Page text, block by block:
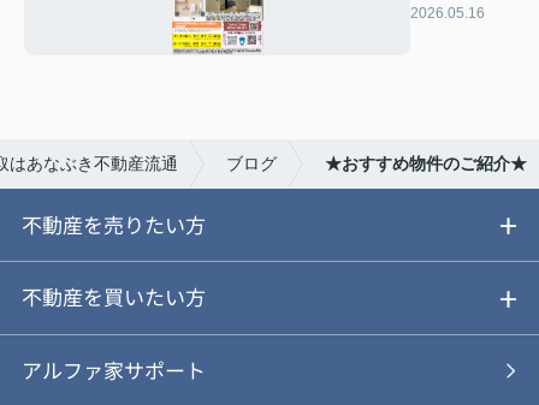
2026.05.16
はあなぶき不動産流通 ブログ ★おすすめ物件のご紹介★
不動産を売りたい方
ご売却ガイド
ご売却の流れ
不動産を買いたい方
ご購入ガイド
アルファ家サポート